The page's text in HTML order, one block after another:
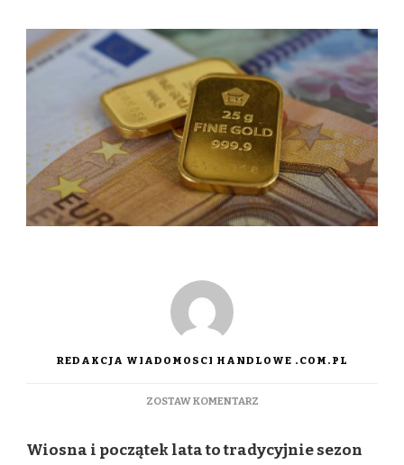
REDAKCJA WIADOMOSCI HANDLOWE .COM.PL
ZOSTAW KOMENTARZDO
RADOŚCI
Wiosna i początek lata to tradycyjnie sezon